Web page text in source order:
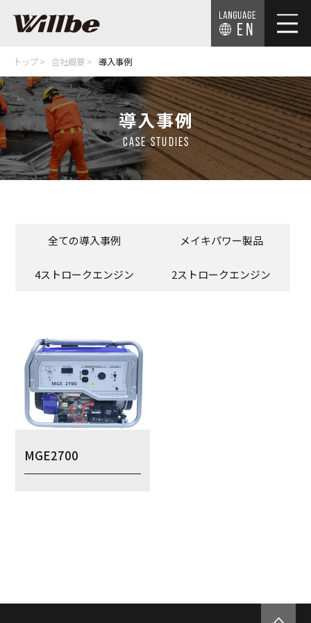
EN
トップ 会社概要 導入事例
導入事例
CASE STUDIES
全ての導入事例 メイキパワー製品
4ストロークエンジン 2ストロークエンジン
MGE2700